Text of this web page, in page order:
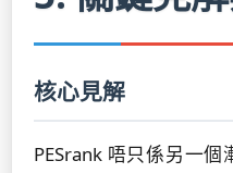
核心見解
PESrank 唔只係另一